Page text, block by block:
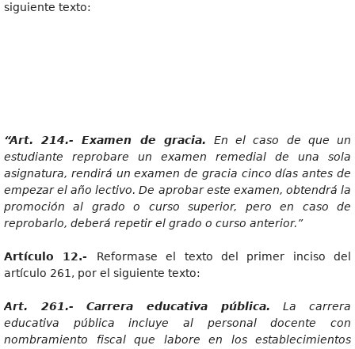
siguiente texto:
“Art. 214.- Examen de gracia. En el caso de que un
estudiante reprobare un examen remedial de una sola
asignatura, rendirá un examen de gracia cinco días antes de
empezar el año lectivo. De aprobar este examen, obtendrá la
promoción al grado o curso superior, pero en caso de
reprobarlo, deberá repetir el grado o curso anterior.”
Artícul o 12.- Reformase el texto del primer inciso del
artículo 261, por el siguiente texto:
Art. 261.- Carrera educativa pública.La carrera
educativa pública incluye al personal docente con
nombramiento fiscal que labore en los establecimientos